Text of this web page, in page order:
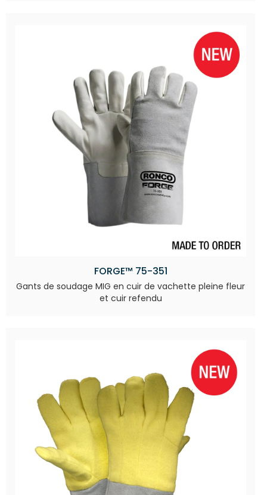
FORGE™ 75-351
Gants de soudage MIG en cuir de vachette pleine fleur
et cuir refendu